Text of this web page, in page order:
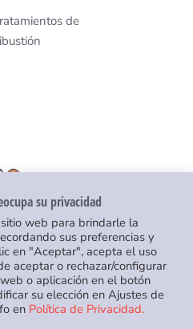
de
Tallón | +34 660 812 666 |
web Agencia Yablochkov
su privacidad
web para brindarle la
sus preferencias y
en "Aceptar", acepta el uso
aceptar o rechazar/configurar
o aplicación en el botón
su elección en Ajustes de
en Política de Privacidad.